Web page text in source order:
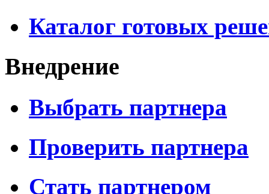
Каталог готовых
Внедрение
Выбрать партнера
Проверить партнера
Стать партнером